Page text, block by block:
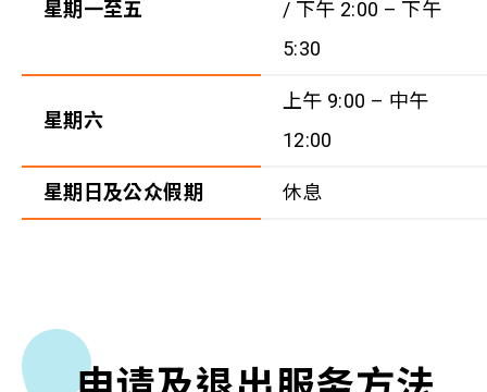
星期一至五
/ 下午 2:00 – 下午
5:30
星期六
上午 9:00 – 中午
12:00
星期日及公众假期 休息